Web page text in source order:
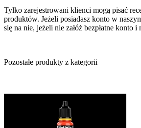
Tylko zarejestrowani klienci mogą pisać
produktów. Jeżeli posiadasz konto w
się na nie, jeżeli nie załóż bezpłatne konto i
Pozostałe produkty z kategorii